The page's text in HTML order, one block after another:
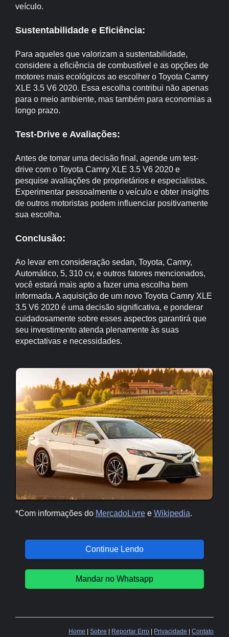
veículo.
Sustentabilidade e Eficiência:
Para aqueles que valorizam a sustentabilidade,
considere a eficiência de combustível e as opções de
motores mais ecológicos ao escolher o Toyota Camry
XLE 3.5 V6 2020. Essa escolha contribui não apenas
para o meio ambiente, mas também para economias a
longo prazo.
Test-Drive e Avaliações:
Antes de tomar uma decisão final, agende um test-
drive com o Toyota Camry XLE 3.5 V6 2020 e
pesquise avaliações de proprietários e especialistas.
Experimentar pessoalmente o veículo e obter insights
de outros motoristas podem influenciar positivamente
sua escolha.
Conclusão:
Ao levar em consideração sedan, Toyota, Camry,
Automático, 5, 310 cv, e outros fatores mencionados,
você estará mais apto a fazer uma escolha bem
informada. A aquisição de um novo Toyota Camry XLE
3.5 V6 2020 é uma decisão significativa, e ponderar
cuidadosamente sobre esses aspectos garantirá que
seu investimento atenda plenamente às suas
expectativas e necessidades.
*Com informações do MercadoLivree Wikipedia.
Continue Lendo
Mandar no Whatsapp
Home |Sobre | Reportar Erro | Privacidade |Contato